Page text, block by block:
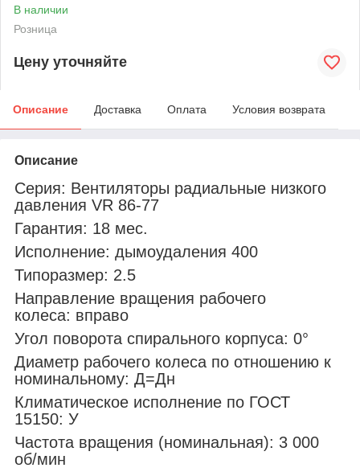
В наличии
Розница
Цену уточняйте
Описание Доставка Оплата Условия возврата
Описание
Серия: Вентиляторы радиальные низкого
давления VR 86-77
Гарантия: 18 мес.
Исполнение: дымоудаления 400
Типоразмер: 2.5
Направление вращения рабочего
колеса: вправо
Угол поворота спирального корпуса: 0°
Диаметр рабочего колеса по отношению к
номинальному: Д=Дн
Климатическое исполнение по ГОСТ
15150: У
Частота вращения (номинальная): 3 000
об/мин